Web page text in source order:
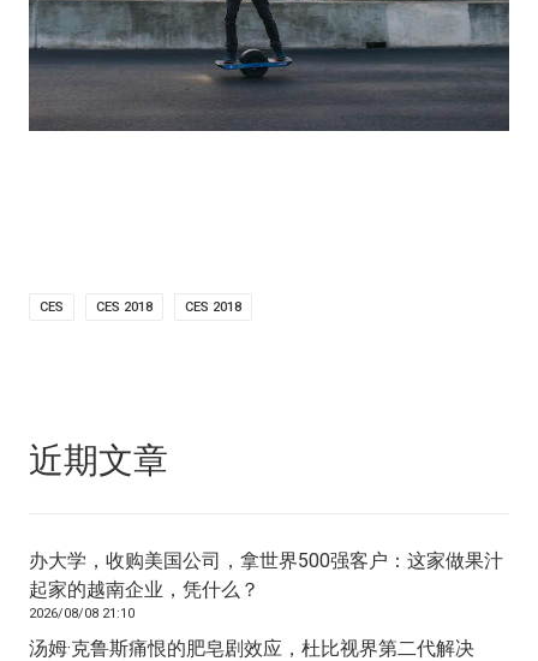
CES CES 2018 CES 2018
近期文章
办大学，收购美国公司，拿世界500强客户：这家做果汁
起家的越南企业，凭什么？
2026/08/08 21:10
汤姆·克鲁斯痛恨的肥皂剧效应，杜比视界第二代解决